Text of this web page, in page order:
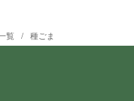
覧 種ごま